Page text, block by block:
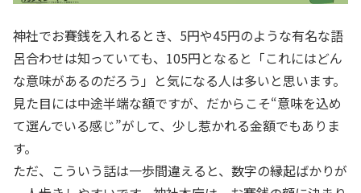
神社でお賽銭を入れるとき、5円や45円のような有名な語
呂合わせは知っていても、105円となると「これにはどん
な意味があるのだろう」と気になる人は多いと思います。
見た目には中途半端な額ですが、だからこそ“意味を込め
て選んでいる感じ”がして、少し惹かれる金額でもありま
す。
ただ、こういう話は一歩間違えると、数字の縁起ばかりが